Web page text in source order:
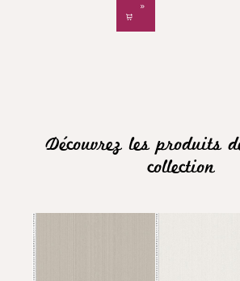
Découvrez les produits
collection